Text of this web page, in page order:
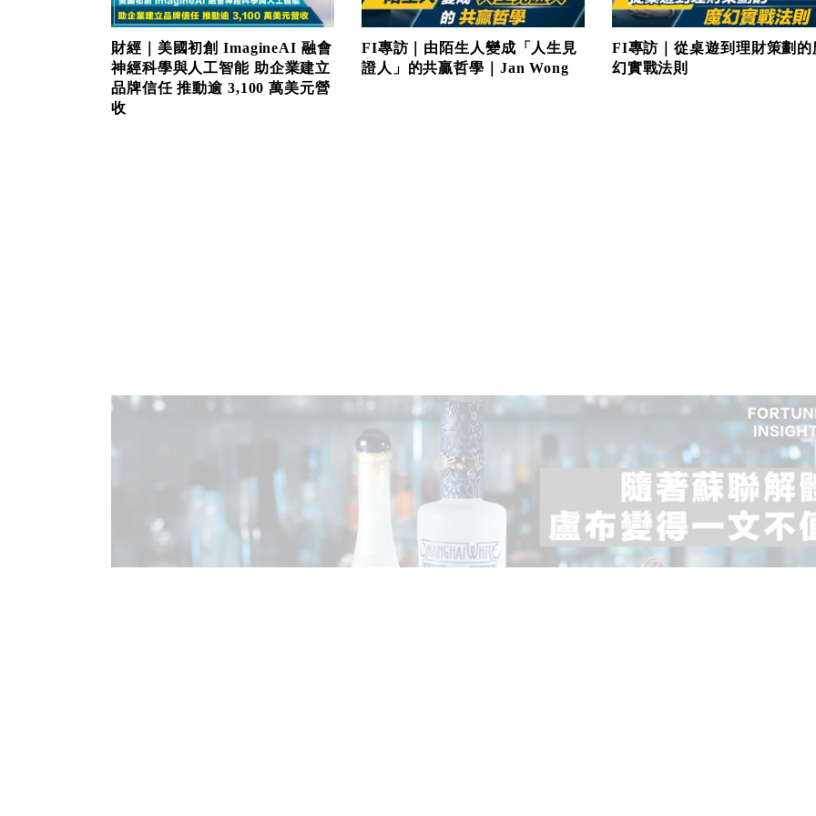
財經｜美國初創 ImagineAI 融會
神經科學與人工智能 助企業建立
品牌信任 推動逾 3,100 萬美元營
收
FI專訪｜由陌生人變成「人生見
證人」的共贏哲學｜Jan Wong
FI專訪｜從桌遊到理財策劃的
幻實戰法則